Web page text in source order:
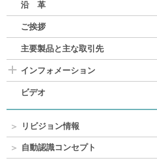
沿 革
ご挨拶
主要製品と主な取引先
インフォメーション
ビデオ
リビジョン情報
自動認識コンセプト